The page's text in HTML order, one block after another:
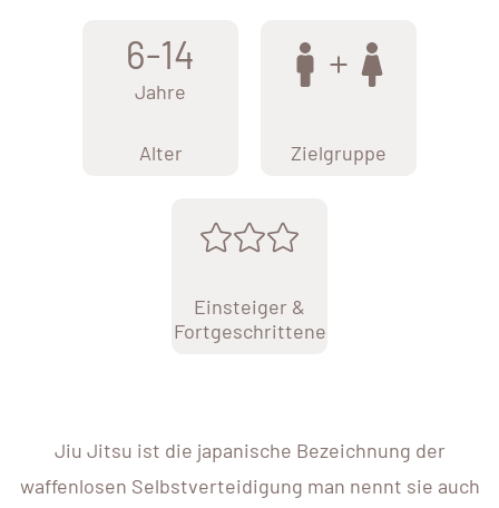
6-14
Jahre
Alter Zielgruppe
Einsteiger &
Fortgeschrittene
Jiu Jitsu ist die japanische Bezeichnung der
waffenlosen Selbstverteidigung man nennt sie auch